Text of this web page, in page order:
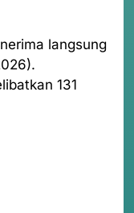
langsung
131